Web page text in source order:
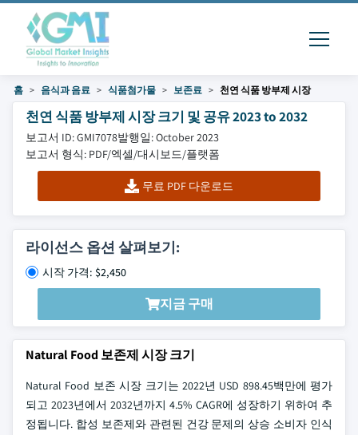
홈 음식과 음료 식품첨가물 보존료 천연 식품 방부제 시장
천연 식품 방부제 시장 크기 및 공유 2023 to 2032
보고서 ID: GMI7078발행일: October 2023
보고서 형식: PDF/엑셀/대시보드/플랫폼
무료 PDF 다운로드
라이선스 옵션 살펴보기:
시작 가격: $2,450
지금 구매
Natural Food 보존제 시장 크기
Natural Food 보존 시장 크기는 2022년 USD 898.45백만에 평가
되고 2023년에서 2032년까지 4.5% CAGR에 성장하기 위하여 추
정됩니다. 합성 보존제와 관련된 건강 문제의 상승 소비자 인식